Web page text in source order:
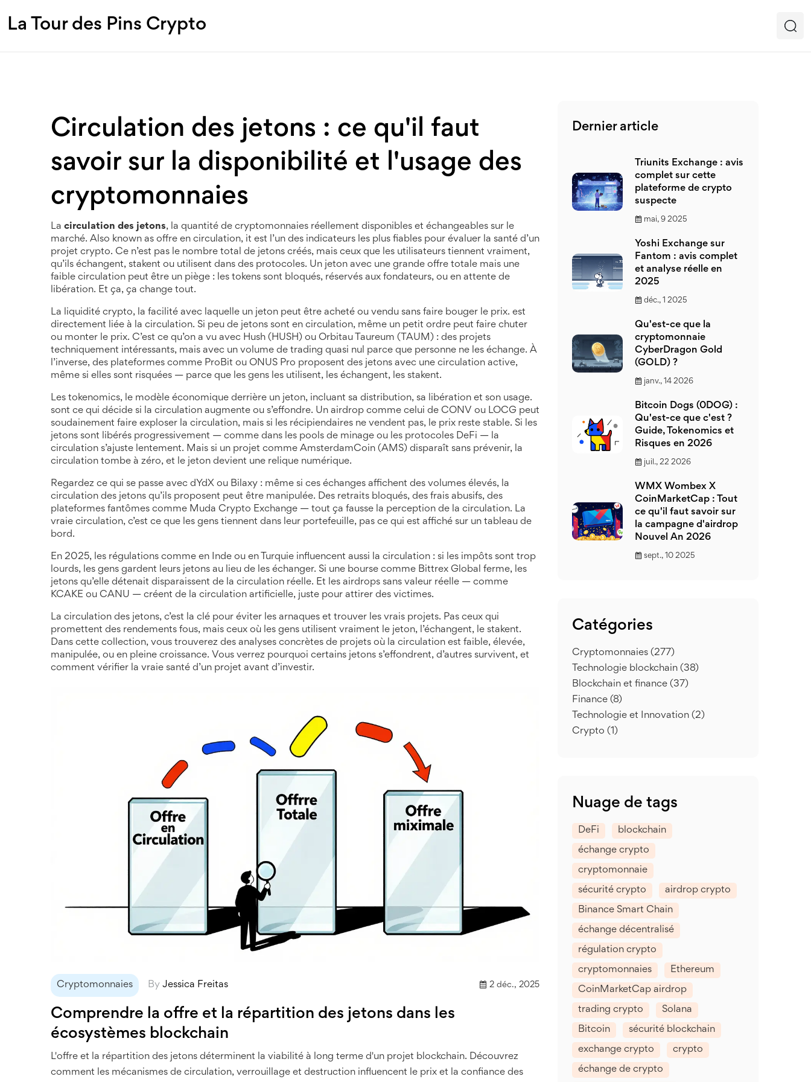
La Tour des Pins Crypto
Circulation des jetons : ce qu'il faut
savoir sur la disponibilité et l'usage des
cryptomonnaies
La circulation des jetons, la quantité de cryptomonnaies réellement disponibles et échangeables sur le
marché. Also known as offre en circulation, it est l’un des indicateurs les plus fiables pour évaluer la santé d’un
projet crypto. Ce n’est pas le nombre total de jetons créés, mais ceux que les utilisateurs tiennent vraiment,
qu’ils échangent, stakent ou utilisent dans des protocoles. Un jeton avec une grande offre totale mais une
faible circulation peut être un piège : les tokens sont bloqués, réservés aux fondateurs, ou en attente de
libération. Et ça, ça change tout.
La liquidité crypto, la facilité avec laquelle un jeton peut être acheté ou vendu sans faire bouger le prix. est
directement liée à la circulation. Si peu de jetons sont en circulation, même un petit ordre peut faire chuter
ou monter le prix. C’est ce qu’on a vu avec Hush (HUSH) ou Orbitau Taureum (TAUM) : des projets
techniquement intéressants, mais avec un volume de trading quasi nul parce que personne ne les échange. À
l’inverse, des plateformes comme ProBit ou ONUS Pro proposent des jetons avec une circulation active,
même si elles sont risquées — parce que les gens les utilisent, les échangent, les stakent.
Les tokenomics, le modèle économique derrière un jeton, incluant sa distribution, sa libération et son usage.
sont ce qui décide si la circulation augmente ou s’effondre. Un airdrop comme celui de CONV ou LOCG peut
soudainement faire exploser la circulation, mais si les récipiendaires ne vendent pas, le prix reste stable. Si les
jetons sont libérés progressivement — comme dans les pools de minage ou les protocoles DeFi — la
circulation s’ajuste lentement. Mais si un projet comme AmsterdamCoin (AMS) disparaît sans prévenir, la
circulation tombe à zéro, et le jeton devient une relique numérique.
Regardez ce qui se passe avec dYdX ou Bilaxy : même si ces échanges affichent des volumes élevés, la
circulation des jetons qu’ils proposent peut être manipulée. Des retraits bloqués, des frais abusifs, des
plateformes fantômes comme Muda Crypto Exchange — tout ça fausse la perception de la circulation. La
vraie circulation, c’est ce que les gens tiennent dans leur portefeuille, pas ce qui est affiché sur un tableau de
bord.
En 2025, les régulations comme en Inde ou en Turquie influencent aussi la circulation : si les impôts sont trop
lourds, les gens gardent leurs jetons au lieu de les échanger. Si une bourse comme Bittrex Global ferme, les
jetons qu’elle détenait disparaissent de la circulation réelle. Et les airdrops sans valeur réelle — comme
KCAKE ou CANU — créent de la circulation artificielle, juste pour attirer des victimes.
La circulation des jetons, c’est la clé pour éviter les arnaques et trouver les vrais projets. Pas ceux qui
promettent des rendements fous, mais ceux où les gens utilisent vraiment le jeton, l’échangent, le stakent.
Dans cette collection, vous trouverez des analyses concrètes de projets où la circulation est faible, élevée,
manipulée, ou en pleine croissance. Vous verrez pourquoi certains jetons s’effondrent, d’autres survivent, et
comment vérifier la vraie santé d’un projet avant d’investir.
Cryptomonnaies By Jessica Freitas 2 déc., 2025
Comprendre la offre et la répartition des jetons dans les
écosystèmes blockchain
L'offre et la répartition des jetons déterminent la viabilité à long terme d'un projet blockchain. Découvrez
comment les mécanismes de circulation, verrouillage et destruction influencent le prix et la confiance des
Dernier article
Triunits Exchange : avis
complet sur cette
plateforme de crypto
suspecte
mai, 9 2025
Yoshi Exchange sur
Fantom : avis complet
et analyse réelle en
2025
déc., 1 2025
Qu'est-ce que la
cryptomonnaie
CyberDragon Gold
(GOLD) ?
janv., 14 2026
Bitcoin Dogs (0DOG) :
Qu'est-ce que c'est ?
Guide, Tokenomics et
Risques en 2026
juil., 22 2026
WMX Wombex X
CoinMarketCap : Tout
ce qu'il faut savoir sur
la campagne d'airdrop
Nouvel An 2026
sept., 10 2025
Catégories
Cryptomonnaies (277)
Technologie blockchain (38)
Blockchain et finance (37)
Finance (8)
Technologie et Innovation (2)
Crypto (1)
Nuage de tags
DeFi blockchain
échange crypto
cryptomonnaie
sécurité crypto airdrop crypto
Binance Smart Chain
échange décentralisé
régulation crypto
cryptomonnaies Ethereum
CoinMarketCap airdrop
trading crypto Solana
Bitcoin sécurité blockchain
exchange crypto crypto
échange de crypto